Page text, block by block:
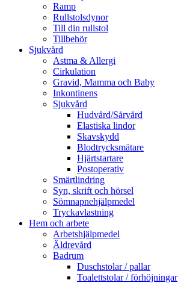
Ramp
Rullstolsdynor
Till din rullstol
Tillbehör
Sjukvård
Astma & Allergi
Cirkulation
Gravid, Mamma och Baby
Inkontinens
Sjukvård
Hudvård/Sårvård
Elastiska lindor
Skavskydd
Blodtrycksmätare
Hjärtstartare
Postoperativ
Smärtlindring
Syn, skrift och hörsel
Sömnapnehjälpmedel
Tryckavlastning
Hem och arbete
Arbetshjälpmedel
Äldrevård
Badrum
Duschstolar / pallar
Toalettstolar / förhöjningar